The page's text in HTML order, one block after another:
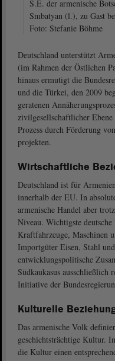
S.E. der armenische
Smbatyan (l.), zu Gast
Foto: Stefanie Böhme
Deutschland unterstützt
(im Rahmen der Östlichen
hinaus ermutigt die
und die Türkei, den 2009
geratenen
zivilgesellschaftlicher
Prozess durch Förderung
projekten.
Wirtschaftliche
Deutschland ist für
innerhalb der EU. In
armenische Handel aber
Niveau. Wichtigste
Kraftfahrzeuge, Maschinen
Importgüter Eisen, Stahl
entwicklungspolitische
Südkaukasus ausschließlich
Initiative der
Kulturelle
Das armenische Volk
geschichtsträchtige Kultur.
die Kultur einen